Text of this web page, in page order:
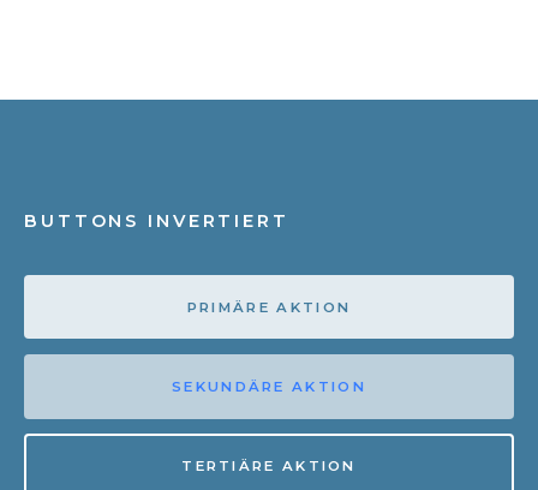
BUTTONS INVERTIERT
PRIMÄRE AKTION
SEKUNDÄRE AKTION
TERTIÄRE AKTION